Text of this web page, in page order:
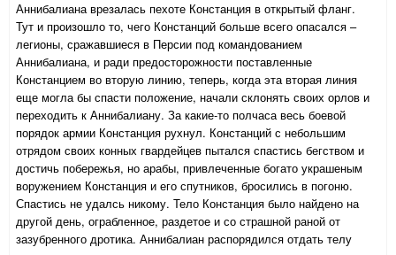
Аннибалиана врезалась пехоте Констанция в открытый фланг.
Тут и произошло то, чего Констанций больше всего опасался –
легионы, сражавшиеся в Персии под командованием
Аннибалиана, и ради предосторожности поставленные
Констанцием во вторую линию, теперь, когда эта вторая линия
еще могла бы спасти положение, начали склонять своих орлов и
переходить к Аннибалиану. За какие-то полчаса весь боевой
порядок армии Констанция рухнул. Констанций с небольшим
отрядом своих конных гвардейцев пытался спастись бегством и
достичь побережья, но арабы, привлеченные богато украшеным
воружением Констанция и его спутников, бросились в погоню.
Спастись не удалсь никому. Тело Констанция было найдено на
другой день, ограбленное, раздетое и со страшной раной от
зазубренного дротика. Аннибалиан распорядился отдать телу